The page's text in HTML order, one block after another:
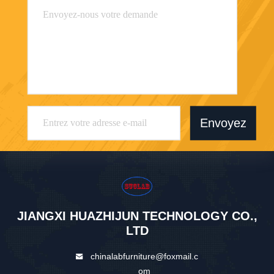
Envoyez
JIANGXI HUAZHIJUN TECHNOLOGY CO.,
LTD
chinalabfurniture@foxmail.c
om